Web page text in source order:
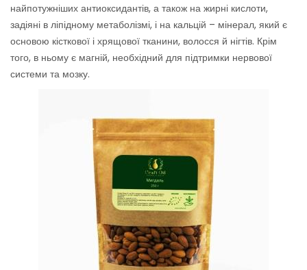
найпотужніших антиоксидантів, а також на жирні кислоти,
задіяні в ліпідному метаболізмі, і на кальцій – мінерал, який є
основою кісткової і хрящової тканини, волосся й нігтів. Крім
того, в ньому є магній, необхідний для підтримки нервової
системи та мозку.